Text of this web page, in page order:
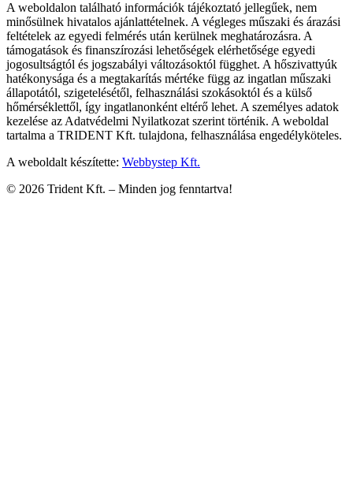
A weboldalon található információk tájékoztató jellegűek, nem
minősülnek hivatalos ajánlattételnek. A végleges műszaki és árazási
feltételek az egyedi felmérés után kerülnek meghatározásra. A
támogatások és finanszírozási lehetőségek elérhetősége egyedi
jogosultságtól és jogszabályi változásoktól függhet. A hőszivattyúk
hatékonysága és a megtakarítás mértéke függ az ingatlan műszaki
állapotától, szigetelésétől, felhasználási szokásoktól és a külső
hőmérséklettől, így ingatlanonként eltérő lehet. A személyes adatok
kezelése az Adatvédelmi Nyilatkozat szerint történik. A weboldal
tartalma a TRIDENT Kft. tulajdona, felhasználása engedélyköteles.
A weboldalt készítette: Webbystep Kft.
© 2026 Trident Kft. – Minden jog fenntartva!